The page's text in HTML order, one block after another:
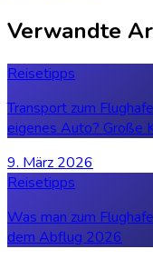
Verwandte
Reisetipps
Transport zum
eigenes Auto? Große
9. März 2026
Reisetipps
Was man zum
dem Abflug 2026